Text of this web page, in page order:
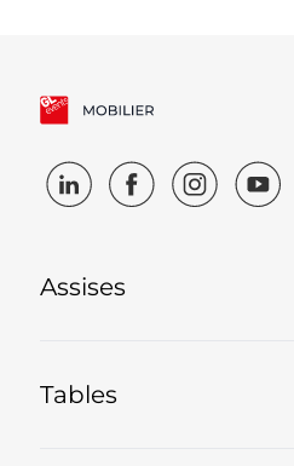
Assises
Tables